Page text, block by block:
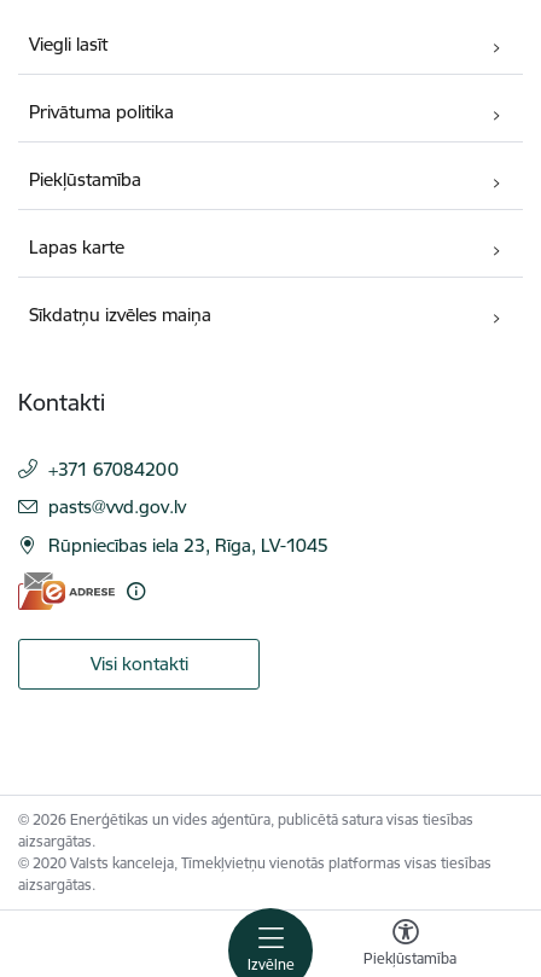
Izvēlne Piekļūstamība
Viegli lasīt
Privātuma politika
Piekļūstamība
Lapas karte
Sīkdatņu izvēles maiņa
Kontakti
+371 67084200
E-pasts:
pasts@vvd.gov.lv
Rūpniecības iela 23, Rīga, LV-1045
Visi kontakti
© 2026 Enerģētikas un vides aģentūra, publicētā satura visas tiesības
aizsargātas.
© 2020 Valsts kanceleja, Tīmekļvietņu vienotās platformas visas tiesības
aizsargātas.